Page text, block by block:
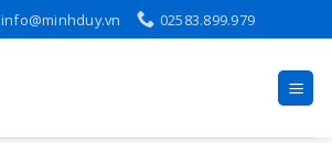
info@minhduy.vn 02583.899.979